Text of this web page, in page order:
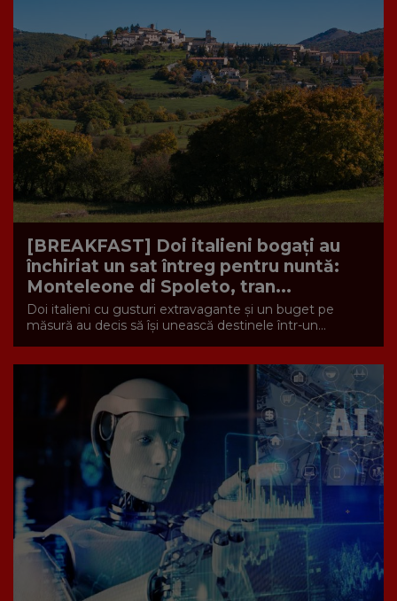
[BREAKFAST] Doi italieni bogați au
închiriat un sat întreg pentru nuntă:
Monteleone di Spoleto, tran...
Doi italieni cu gusturi extravagante și un buget pe
măsură au decis să își unească destinele într-un...